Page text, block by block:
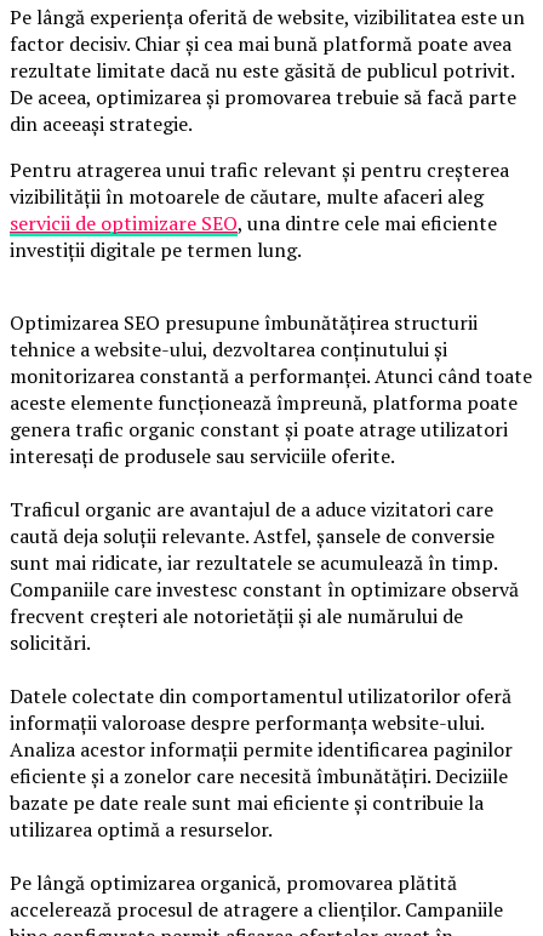
Pe lângă experiența oferită de website, vizibilitatea este un
factor decisiv. Chiar și cea mai bună platformă poate avea
rezultate limitate dacă nu este găsită de publicul potrivit.
De aceea, optimizarea și promovarea trebuie să facă parte
din aceeași strategie.
Pentru atragerea unui trafic relevant și pentru creșterea
vizibilității în motoarele de căutare, multe afaceri aleg
servicii de optimizare SEO, una dintre cele mai eficiente
investiții digitale pe termen lung.
Optimizarea SEO presupune îmbunătățirea structurii
tehnice a website-ului, dezvoltarea conținutului și
monitorizarea constantă a performanței. Atunci când toate
aceste elemente funcționează împreună, platforma poate
genera trafic organic constant și poate atrage utilizatori
interesați de produsele sau serviciile oferite.
Traficul organic are avantajul de a aduce vizitatori care
caută deja soluții relevante. Astfel, șansele de conversie
sunt mai ridicate, iar rezultatele se acumulează în timp.
Companiile care investesc constant în optimizare observă
frecvent creșteri ale notorietății și ale numărului de
solicitări.
Datele colectate din comportamentul utilizatorilor oferă
informații valoroase despre performanța website-ului.
Analiza acestor informații permite identificarea paginilor
eficiente și a zonelor care necesită îmbunătățiri. Deciziile
bazate pe date reale sunt mai eficiente și contribuie la
utilizarea optimă a resurselor.
Pe lângă optimizarea organică, promovarea plătită
accelerează procesul de atragere a clienților. Campaniile